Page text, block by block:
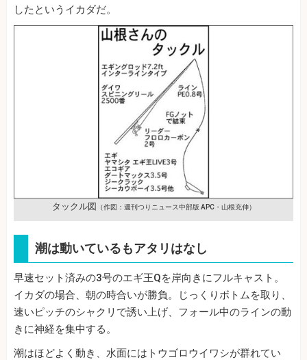
したというイカダだ。
タックル図 （作図：週刊つりニュース中部版 APC・山根充伸）
潮は動いているもアタリはなし
早速セット済みの3号のエギ王Qを岸向きにフルキャスト。
イカダの場合、朝の時合いが勝負。じっくりボトムを取り、
速いピッチのシャクリで誘い上げ、フォール中のラインの動
きに神経を集中する。
潮はほどよく動き、水面にはトウゴロウイワシが群れてい